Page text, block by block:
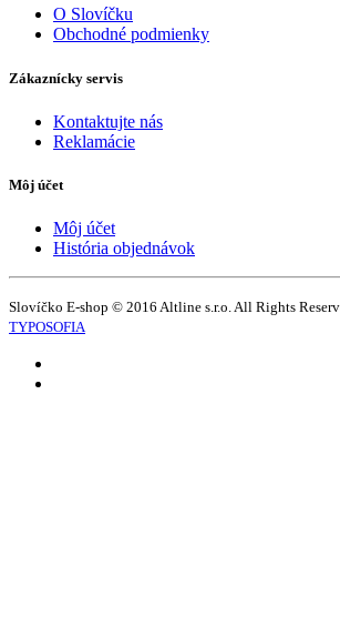
O Slovíčku
Obchodné podmienky
Zákaznícky servis
Kontaktujte nás
Reklamácie
Môj účet
Môj účet
História objednávok
Slovíčko E-shop © 2016 Altline s.r.o. All Rights
TYPOSOFIA